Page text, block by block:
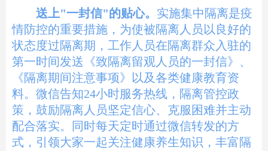
送上"一封信"的贴心。 实施集中隔离是疫
情防控的重要措施，为使被隔离人员以良好的
状态度过隔离期，工作人员在隔离群众入驻的
第一时间发送《致隔离留观人员的一封信》、
《隔离期间注意事项》以及各类健康教育资
料。微信告知24小时服务热线，隔离管控政
策，鼓励隔离人员坚定信心、克服困难并主动
配合落实。同时每天定时通过微信转发的方
式，引领大家一起关注健康养生知识，丰富隔